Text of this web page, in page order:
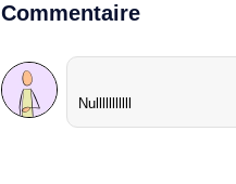
Commentaire
Nulllllllllll